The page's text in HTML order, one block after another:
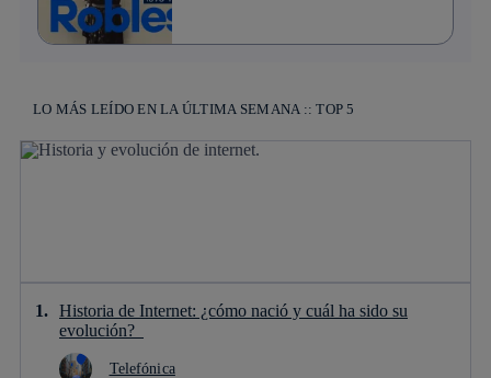
LO MÁS LEÍDO EN LA ÚLTIMA SEMANA :: TOP 5
Historia de Internet: ¿cómo nació y cuál ha sido su
evolución?
Telefónica